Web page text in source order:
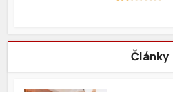
Články